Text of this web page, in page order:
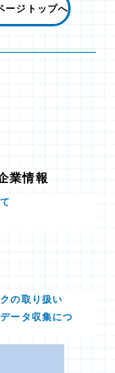
ージトップへ
業情報
の取り扱い
ータ収集につ